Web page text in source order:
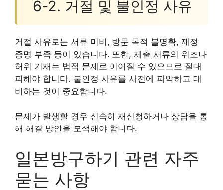
6-2. 거절 및 불인정 사유
거절 사유로는 서류 미비, 방문 목적 불명확, 재정
증명 부족 등이 있습니다. 또한, 제출 서류의 위조나
허위 기재는 법적 문제로 이어질 수 있으므로 절대
피해야 합니다. 불인정 사유를 사전에 파악하고 대
비하는 것이 중요합니다.
문제가 발생할 경우 신속히 재신청하거나 상담을 통
해 해결 방안을 모색해야 합니다.
일본방구하기 관련 자주
묻는 사항